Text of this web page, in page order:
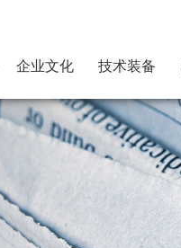
企业文化 技术装备